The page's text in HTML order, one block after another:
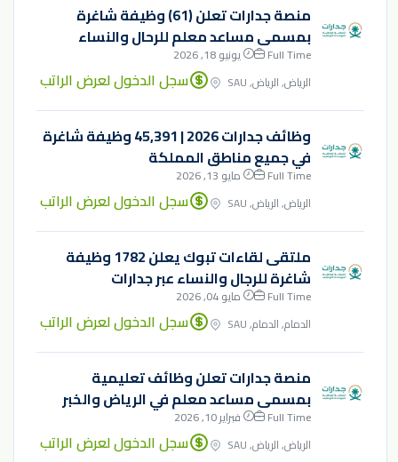
منصة جدارات تعلن (61) وظيفة شاغرة
بمسمى مساعد معلم للرحال والنساء
Full Time
يونيو 18, 2026
الرياض, الرياض, SAU
سجل الدخول لعرض الراتب
وظائف جدارات 2026 | 45,391 وظيفة شاغرة
في جميع مناطق المملكة
Full Time
مايو 13, 2026
الرياض, الرياض, SAU
سجل الدخول لعرض الراتب
ملتقى لقاءات تبوك يعلن 1782 وظيفة
شاغرة للرجال والنساء عبر جدارات
Full Time
مايو 04, 2026
الدمام, الدمام, SAU
سجل الدخول لعرض الراتب
منصة جدارات تعلن وظائف تعليمية
بمسمى مساعد معلم في الرياض والخبر
Full Time
فبراير 10, 2026
الرياض, الرياض, SAU
سجل الدخول لعرض الراتب